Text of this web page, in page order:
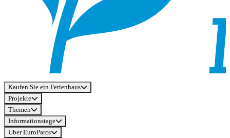
Kaufen Sie ein Ferienhaus
Projekte
Themen
Informationstage
Über EuroParcs